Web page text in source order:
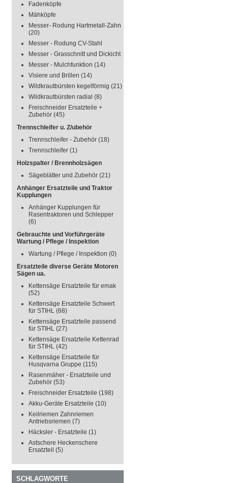
Fadenköpfe
Mähköpfe
Messer- Rodung Hartmetall-Zahn
(20)
Messer - Rodung CV-Stahl
Messer - Grasschnitt und Dickicht
Messer - Mulchfunktion (14)
Visiere und Brillen (14)
Wildkrautbürsten kegelförmig (21)
Wildkrautbürsten radial (8)
Freischneider Ersatzteile +
Zubehör (45)
Trennschleifer u. Z/ubehör
Trennschleifer - Zubehör (18)
Trennschleifer (1)
Holzspalter / Brennholzsägen
Sägeblätter und Zubehör (21)
Anhänger Ersatzteile und Traktor
Kupplungen
Anhänger Kupplungen für
Rasentraktoren und Schlepper
(6)
Gebrauchte und Vorführgeräte
Wartung / Pflege / Inspektion
Wartung / Pflege / Inspektion (0)
Ersatzteile diverse Geräte Motoren
Sägen ua.
Kettensäge Ersatzteile für emak
(52)
Kettensäge Ersatzteile Schwert
für STIHL (68)
Kettensäge Ersatzteile passend
für STIHL (27)
Kettensäge Ersatzteile Kettenrad
für STIHL (42)
Kettensäge Ersatzteile für
Husqvarna Gruppe (115)
Rasenmäher - Ersatzteile und
Zubehör (53)
Freischneider Ersatzteile (198)
Akku-Geräte Ersatzteile (10)
Keilriemen Zahnriemen
Antriebsriemen (7)
Häcksler - Ersatzteile (1)
Astschere Heckenschere
Ersatzteil (5)
SCHLAGWORTE